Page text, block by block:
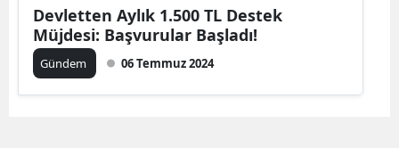
Çankırı
Devletten Aylık 1.500 TL Destek
Müjdesi: Başvurular Başladı!
Gündem 06 Temmuz 2024